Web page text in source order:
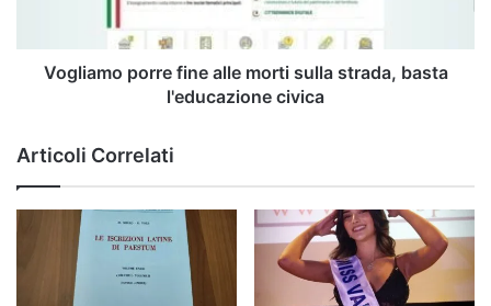
l'educazione
civicaVogliamo porre fine alle morti sulla strada, basta
l'educazione civica
Articoli Correlati